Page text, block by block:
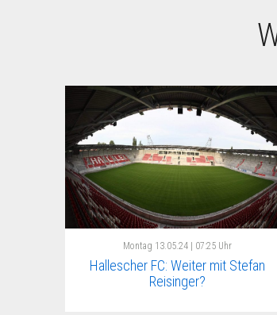
Montag 13.05.24 | 07:25 Uhr
Hallescher FC: Weiter mit Stefan
Reisinger?